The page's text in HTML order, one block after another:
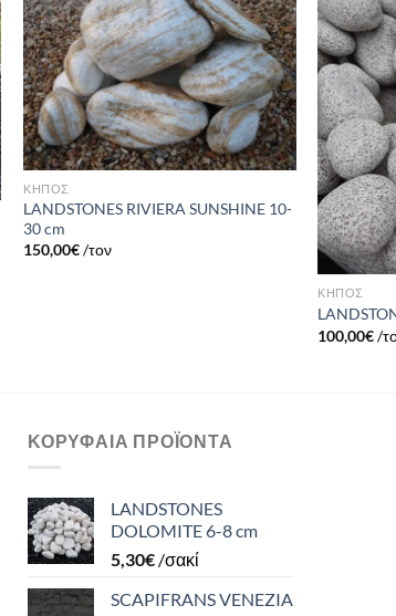
Πρόσθήκη
στην λίστα
επιθυμιών
ΚΗΠΟΣ
LANDSTONES RIVIERA SUNSHINE 10-
30 cm
150,00€/τον
ΚΗΠΟΣ
100,00€/
ΚΟΡΥΦΑΊΑ ΠΡΟΪΌΝΤΑ
LANDSTONES
DOLOMITE 6-8 cm
5,30€ /σακί
SCAPIFRANS VENEZIA